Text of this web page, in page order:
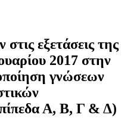
εξετάσεις της
2017 στην
γνώσεων
Α, Β, Γ & Δ)